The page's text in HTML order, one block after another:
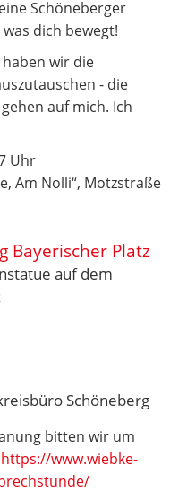
Schöneberger
dich bewegt!
haben wir die
- die
auf mich. Ich
Uhr
Am Nolli“, Motzstraße
Bayerischer Platz
auf dem
Schöneberg
bitten wir um
https://www.wiebke-